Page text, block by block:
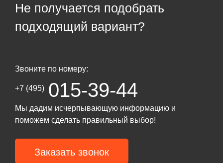
Не получается подобрать
подходящий вариант?
Звоните по номеру:
+7 (495) 015-39-44
Мы дадим исчерпывающую информацию и
поможем сделать правильный выбор!
Заказать звонок